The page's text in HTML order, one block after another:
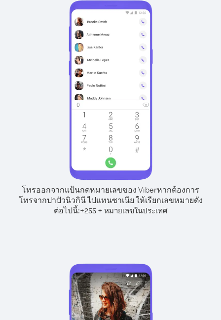
โทรออกจากแป้นกดหมายเลขของ Viberหากต้องการ
โทรจากปาปัวนิวกินี ไปแทนซาเนีย ให้เรียกเลขหมายดัง
ต่อไปนี้:+255+ หมายเลขในประเทศ